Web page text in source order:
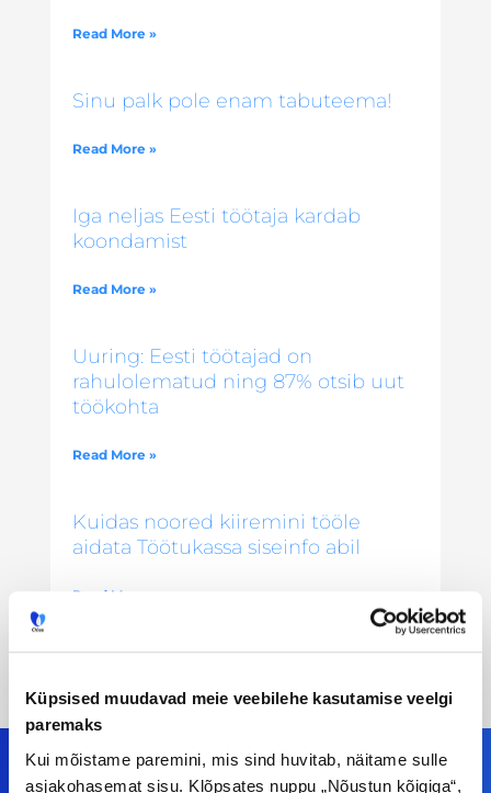
Küpsised muudavad meie veebilehe kasutamise veelgi
paremaks
Kui mõistame paremini, mis sind huvitab, näitame sulle
asjakohasemat sisu. Klõpsates nuppu „Nõustun kõigiga“,
Read More »
Sinu palk pole enam tabuteema!
Read More »
Iga neljas Eesti töötaja kardab
koondamist
Read More »
Uuring: Eesti töötajad on
rahulolematud ning 87% otsib uut
töökohta
Read More »
Kuidas noored kiiremini tööle
aidata Töötukassa siseinfo abil
Read More »